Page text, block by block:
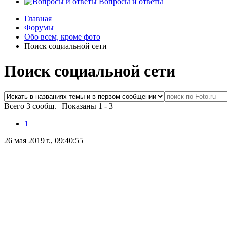
Главная
Форумы
Обо всем, кроме фото
Поиск социальной сети
Поиск социальной сети
Всего 3 сообщ. | Показаны 1 - 3
1
26 мая 2019 г., 09:40:55